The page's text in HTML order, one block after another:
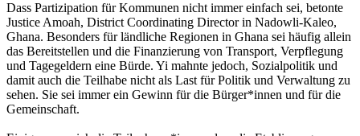
Dass Partizipation für Kommunen nicht immer einfach sei, betonte
Justice Amoah, District Coordinating Director in Nadowli-Kaleo,
Ghana. Besonders für ländliche Regionen in Ghana sei häufig allein
das Bereitstellen und die Finanzierung von Transport, Verpflegung
und Tagegeldern eine Bürde. Yi mahnte jedoch, Sozialpolitik und
damit auch die Teilhabe nicht als Last für Politik und Verwaltung zu
sehen. Sie sei immer ein Gewinn für die Bürger*innen und für die
Gemeinschaft.